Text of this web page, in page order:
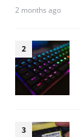
2 months ago